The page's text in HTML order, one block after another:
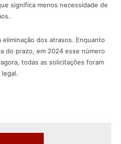
significa menos necessidade de
dos atrasos. Enquanto
do prazo, em 2024 esse número
todas as solicitações foram